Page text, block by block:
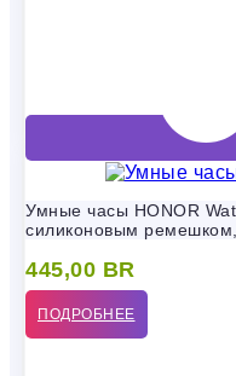
Умные часы HONOR
силиконовым ремешком,
445,00 BR
ПОДРОБНЕЕ